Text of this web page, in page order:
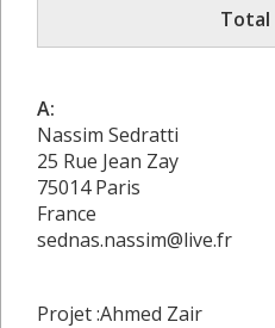
Total
A:
Nassim Sedratti
25 Rue Jean Zay
75014 Paris
France
sednas.nassim@live.fr
Projet :Ahmed Zair